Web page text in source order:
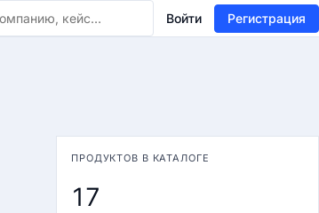
Войти Регистрация
ПРОДУКТОВ В КАТАЛОГЕ
17